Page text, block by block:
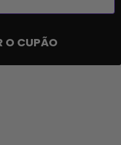
O CUPÃO